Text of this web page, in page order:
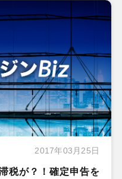
2017年03月25日
税が？！確定申告を